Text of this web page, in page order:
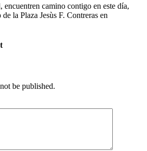
camino contigo en este día,
la Plaza Jesùs F. Contreras en
be published.